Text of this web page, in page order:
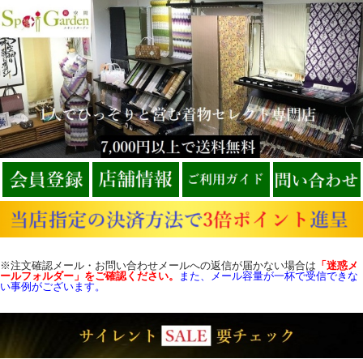
※注文確認メール・お問い合わせメールへの返信が届かない場合は 「迷惑メ
ールフォルダー」をご確認ください。
また、メール容量が一杯で受信できな
い事例がございます。